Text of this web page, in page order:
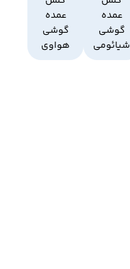
عمده
گوشی
شیائومی
عمده
گوشی
هواوی